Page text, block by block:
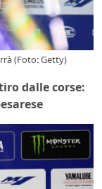
(Foto: Getty)
dalle corse: